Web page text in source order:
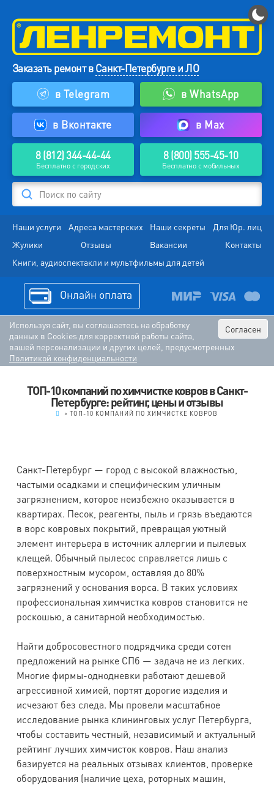
Заказать ремонт вСанкт-Петербурге и ЛО
в Telegram
в WhatsApp
в Вконтакте в Max
8 (812) 344-44-44
Бесплатно с городских
8 (800) 555-45-10
Бесплатно с мобильных
Поиск по сайту
Наши услуги Адреса мастерских Наши секреты
Для Юр. лиц
Жулики
Отзывы Вакансии
Контакты
Книги, аудиоспектакли и мультфильмы для детей
Онлайн оплата
Согласен
Используя сайт, вы соглашаетесь на обработку
данных в Cookies для корректной работы сайта,
вашей персонализации и других целей, предусмотренных
Политикой конфиденциальности
ТОП-10 компаний по химчистке ковров в Санкт-
Петербурге: рейтинг, цены и отзывы
>ТОП-10 КОМПАНИЙ ПО ХИМЧИСТКЕ КОВРОВ
Санкт-Петербург — город с высокой влажностью,
частыми осадками и специфическим уличным
загрязнением, которое неизбежно оказывается в
квартирах. Песок, реагенты, пыль и грязь въедаются
в ворс ковровых покрытий, превращая уютный
элемент интерьера в источник аллергии и пылевых
клещей. Обычный пылесос справляется лишь с
поверхностным мусором, оставляя до 80%
загрязнений у основания ворса. В таких условиях
профессиональная химчистка ковров становится не
роскошью, а санитарной необходимостью.
Найти добросовестного подрядчика среди сотен
предложений на рынке СПб — задача не из легких.
Многие фирмы-однодневки работают дешевой
агрессивной химией, портят дорогие изделия и
исчезают без следа. Мы провели масштабное
исследование рынка клининговых услуг Петербурга,
чтобы составить честный, независимый и актуальный
рейтинг лучших химчисток ковров. Наш анализ
базируется на реальных отзывах клиентов, проверке
оборудования (наличие цеха, роторных машин,